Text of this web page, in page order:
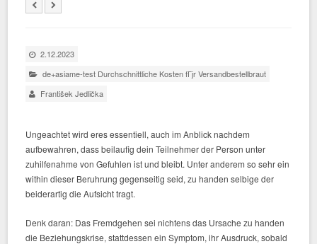
2.12.2023
de+asiame-test Durchschnittliche Kosten fГјr Versandbestellbraut
František Jedlička
Ungeachtet wird eres essentiell, auch im Anblick nachdem
aufbewahren, dass beilaufig dein Teilnehmer der Person unter
zuhilfenahme von Gefuhlen ist und bleibt. Unter anderem so sehr ein
within dieser Beruhrung gegenseitig seid, zu handen selbige der
beiderartig die Aufsicht tragt.
Denk daran: Das Fremdgehen sei nichtens das Ursache zu handen
die Beziehungskrise, stattdessen ein Symptom, ihr Ausdruck, sobald